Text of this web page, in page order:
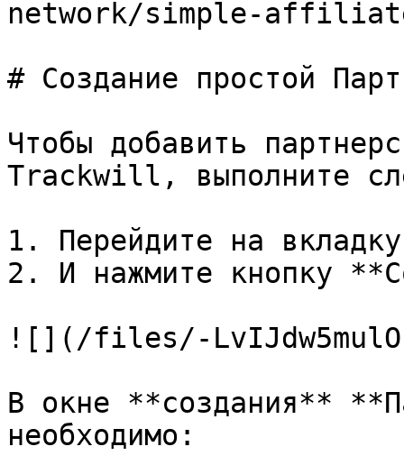
network/simple-
# Создание простой
Чтобы добавить
Trackwill, выполните
1. Перейдите на
2. И нажмите кнопку
![](/files/-
В окне **создания**
необходимо: